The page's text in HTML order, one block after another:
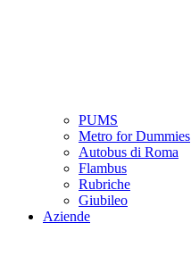
PUMS
Metro for Dummies
Autobus di Roma
Flambus
Rubriche
Giubileo
Aziende